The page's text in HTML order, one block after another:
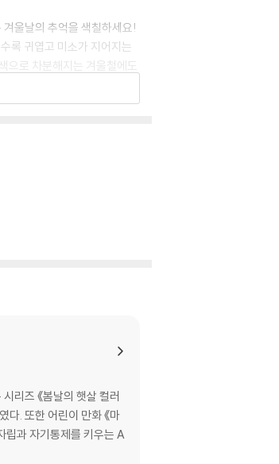
울날의 추억을 색칠하세요!
수록 귀엽고 미소가 지어지는
으로 차분해지는 겨울철에도
리스마스와 신년 파티 등 귀
채로운 꽃들과 더운 날씨에
개하면서 강렬하면서도 시
름철 내내 만날 수 있는 꽃으
리즈 《봄날의 햇살 컬러
다. 또한 어린이 만화 《마
립과 자기통제를 키우는 A